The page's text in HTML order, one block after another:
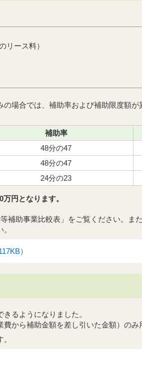
リース料）
場合では、補助率および補助限度額が
補助率
48分の47
48分の47
24分の23
円となります。
補助事業比較表」をご覧ください。ま
）
きるようになりました。
から補助金額を差し引いた金額）のみ